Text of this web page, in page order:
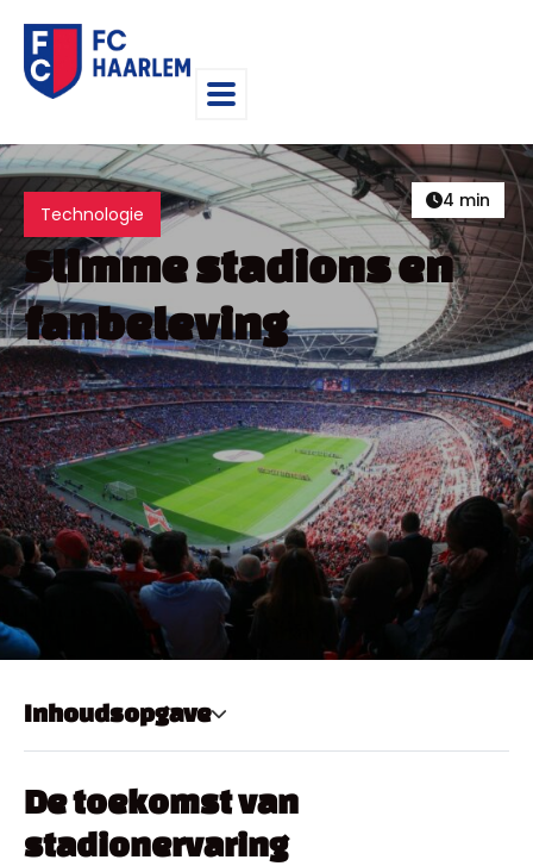
4 min
Technologie
Slimme stadions en
fanbeleving
Inhoudsopgave
De toekomst van
stadionervaring